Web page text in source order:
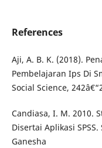
References
Aji, A. B. K. (2018).
Pembelajaran Ips Di
Social Science,
Candiasa, I. M. 2010.
Disertai Aplikasi
Ganesha